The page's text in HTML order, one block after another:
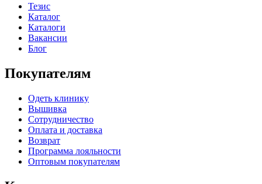
Тезис
Каталог
Каталоги
Вакансии
Блог
Покупателям
Одеть клинику
Вышивка
Сотрудничество
Оплата и доставка
Возврат
Программа лояльности
Оптовым покупателям